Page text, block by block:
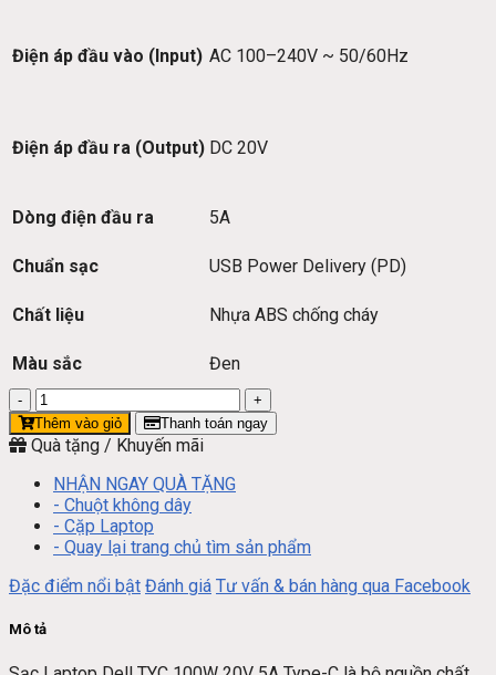
Điện áp đầu vào (Input) AC 100–240V ~ 50/60Hz
Điện áp đầu ra (Output) DC 20V
Dòng điện đầu ra 5A
Chuẩn sạc USB Power Delivery (PD)
Chất liệu Nhựa ABS chống cháy
Màu sắc
Đen
Sạc
Laptop
Dell
100W
20V
5A
Type-
USB-
AC
Thêm vào giỏ Thanh toán ngay
Quà tặng / Khuyến mãi
NHẬN NGAY QUÀ TẶNG
- Chuột không dây
- Cặp Laptop
- Quay lại trang chủ tìm sản phẩm
Đặc điểm nổi bật Đánh giá Tư vấn & bán hàng qua Facebook
Mô tả